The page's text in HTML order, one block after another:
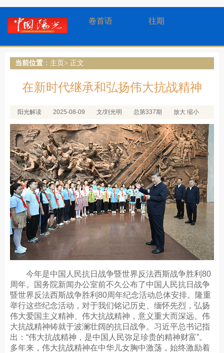
卷首语 往期
当前位置 ： 主页> 正文
在新时代继承和弘扬伟大抗战精神
阳光解读 2025-08-09 文/刘光明 总第337期 放大 缩小
今年是中国人民抗日战争暨世界反法西斯战争胜利80
周年。国务院新闻办公室前不久公布了中国人民抗日战争
暨世界反法西斯战争胜利80周年纪念活动总体安排。隆重
举行这些纪念活动，对于我们铭记历史、缅怀先烈，弘扬
伟大爱国主义精神、伟大抗战精神，意义重大而深远。伟
大抗战精神铸就于波澜壮阔的抗日战争。习近平总书记指
出：“伟大抗战精神，是中国人民弥足珍贵的精神财富”。
多年来，伟大抗战精神在中华儿女胸中激荡，始终激励着